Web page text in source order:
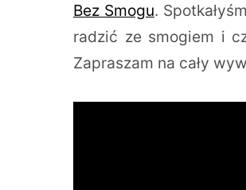
Bez Smogu.
radzić ze smogiem i
Zapraszam na cały